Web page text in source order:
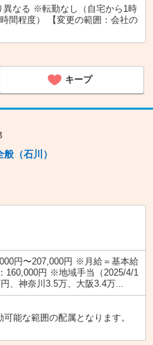
なる ※転勤なし（自宅から1時
間程度） 【変更の範囲：会社の
キープ
（石川）
円〜207,000円 ※月給＝基本給
160,000円 ※地域手当（2025/4/1
、神奈川3.5万、大阪3.4万...
能な範囲の配属となります。